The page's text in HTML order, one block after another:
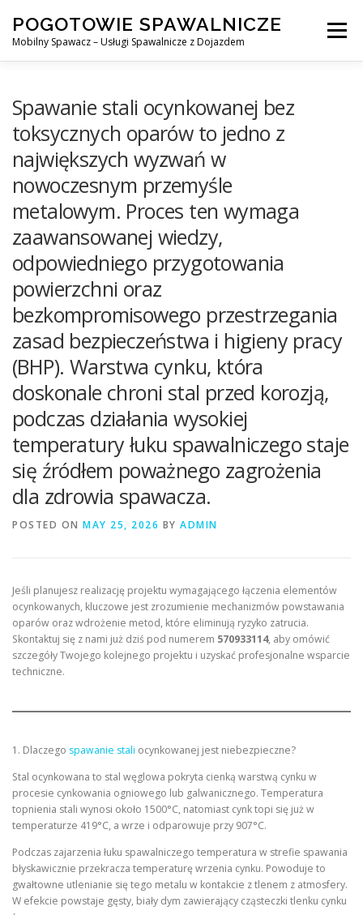
content
POGOTOWIE SPAWALNICZE
Mobilny Spawacz – Usługi Spawalnicze z Dojazdem
Menu
SPAWANIE MIG/MAG (GMAW)
KONTAKT
Spawanie stali ocynkowanej bez
toksycznych oparów to jedno z
największych wyzwań w
nowoczesnym przemyśle
metalowym. Proces ten wymaga
zaawansowanej wiedzy,
odpowiedniego przygotowania
powierzchni oraz
bezkompromisowego przestrzegania
zasad bezpieczeństwa i higieny pracy
(BHP). Warstwa cynku, która
doskonale chroni stal przed korozją,
podczas działania wysokiej
temperatury łuku spawalniczego staje
się źródłem poważnego zagrożenia
dla zdrowia spawacza.
POSTED ON MAY 25, 2026 BY ADMIN
Jeśli planujesz realizację projektu wymagającego łączenia elementów
ocynkowanych, kluczowe jest zrozumienie mechanizmów powstawania
oparów oraz wdrożenie metod, które eliminują ryzyko zatrucia.
Skontaktuj się z nami już dziś pod numerem 570933114, aby omówić
szczegóły Twojego kolejnego projektu i uzyskać profesjonalne wsparcie
techniczne.
1. Dlaczego spawanie stali ocynkowanej jest niebezpieczne?
Stal ocynkowana to stal węglowa pokryta cienką warstwą cynku w
procesie cynkowania ogniowego lub galwanicznego. Temperatura
topnienia stali wynosi około 1500°C, natomiast cynk topi się już w
temperaturze 419°C, a wrze i odparowuje przy 907°C.
Podczas zajarzenia łuku spawalniczego temperatura w strefie spawania
błyskawicznie przekracza temperaturę wrzenia cynku. Powoduje to
gwałtowne utlenianie się tego metalu w kontakcie z tlenem z atmosfery.
W efekcie powstaje gęsty, biały dym zawierający cząsteczki tlenku cynku